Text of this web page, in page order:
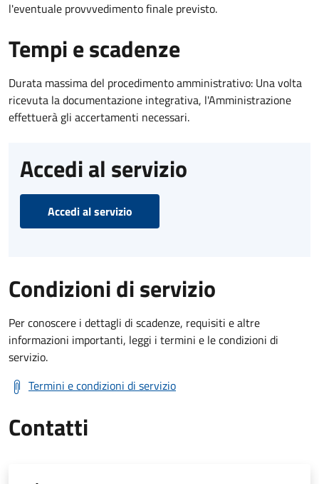
l'eventuale provvvedimento finale previsto.
Tempi e scadenze
Durata massima del procedimento amministrativo: Una volta
ricevuta la documentazione integrativa, l'Amministrazione
effettuerà gli accertamenti necessari.
Accedi al servizio
Accedi al servizio
Condizioni di servizio
Per conoscere i dettagli di scadenze, requisiti e altre
informazioni importanti, leggi i termini e le condizioni di
servizio.
Termini e condizioni di servizio
Contatti